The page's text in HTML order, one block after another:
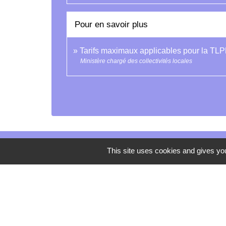
Pour en savoir plus
Tarifs maximaux applicables pour la
Ministère chargé des collectivités locales
This site uses cookies and gives